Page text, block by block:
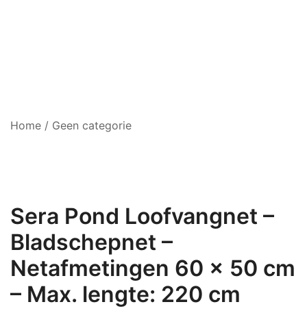
Home / Geen categorie
Sera Pond Loofvangnet –
Bladschepnet –
Netafmetingen 60 x 50 cm
– Max. lengte: 220 cm